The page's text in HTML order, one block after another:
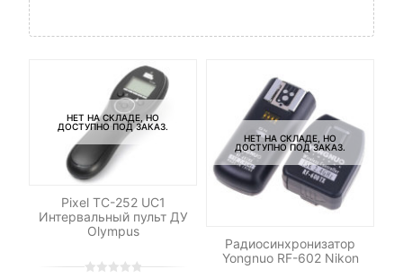
НЕТ НА СКЛАДЕ, НО
ДОСТУПНО ПОД ЗАКАЗ.
Pixel TC-252 UC1
Интервальный пульт ДУ
Olympus
НЕТ НА СКЛАДЕ, НО
ДОСТУПНО ПОД ЗАКАЗ.
Радиосинхронизатор
Yongnuo RF-602 Nikon